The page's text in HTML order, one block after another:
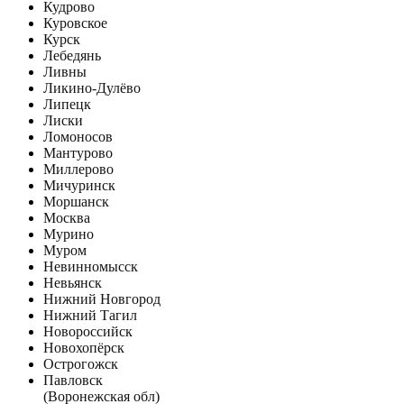
Кудрово
Куровское
Курск
Лебедянь
Ливны
Ликино-Дулёво
Липецк
Лиски
Ломоносов
Мантурово
Миллерово
Мичуринск
Моршанск
Москва
Мурино
Муром
Невинномысск
Невьянск
Нижний Новгород
Нижний Тагил
Новороссийск
Новохопёрск
Острогожск
Павловск
(Воронежская обл)